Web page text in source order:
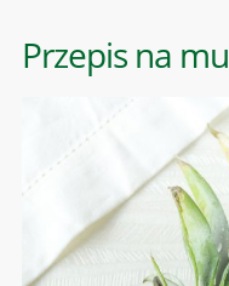
Przepis na